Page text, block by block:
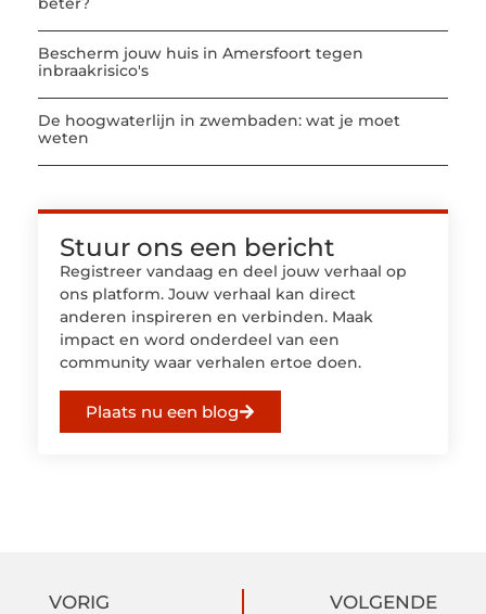
Bescherm jouw huis in Amersfoort tegen
inbraakrisico's
De hoogwaterlijn in zwembaden: wat je moet
weten
Stuur ons een bericht
Registreer vandaag en deel jouw verhaal op
ons platform. Jouw verhaal kan direct
anderen inspireren en verbinden. Maak
impact en word onderdeel van een
community waar verhalen ertoe doen.
Plaats nu een blog
VORIG VOLGENDE